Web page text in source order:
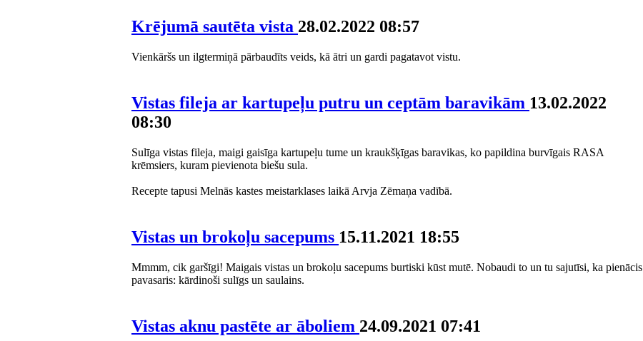
Krējumā sautēta vista 28.02.2022 08:57
Vienkāršs un ilgtermiņā pārbaudīts veids, kā ātri un gardi pagatavot vistu.
Vistas fileja ar kartupeļu putru un ceptām baravikām 13.02.2022
08:30
Sulīga vistas fileja, maigi gaisīga kartupeļu tume un kraukšķīgas baravikas, ko papildina burvīgais RASA
krēmsiers, kuram pievienota biešu sula.
Recepte tapusi Melnās kastes meistarklases laikā Arvja Zēmaņa vadībā.
Vistas un brokoļu sacepums 15.11.2021 18:55
Mmmm, cik garšīgi! Maigais vistas un brokoļu sacepums burtiski kūst mutē. Nobaudi to un tu sajutīsi, ka pienācis
pavasaris: kārdinoši sulīgs un saulains.
Vistas aknu pastēte ar āboliem 24.09.2021 07:41